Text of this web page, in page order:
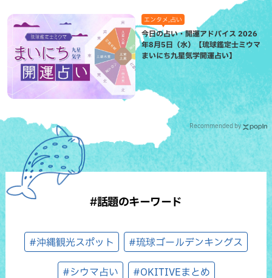
エンタメ,占い
今日の占い・開運アドバイス 2026
年8月5日（水）【琉球鑑定士ミウマ
まいにち九星気学開運占い】
Recommended by
#話題のキーワード
#沖縄観光スポット #琉球ゴールデンキングス
#シウマ占い #OKITIVEまとめ